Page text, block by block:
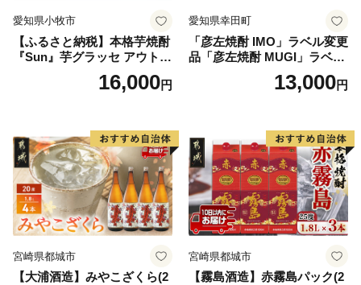
愛知県小牧市
【ふるさと納税】本格芋焼酎
『Sun』芋グラッセ アウトド
ア ソロキャンプ ベランピン
グ 巣ごもり 就労支援16,000円
愛知県幸田町
「彦左焼酎 IMO」ラベル変更
品「彦左焼酎 MUGI」ラベル
変更品 飲み比べ セット 合計
2本 720ml×各1本 25度 焼酎
13,000円
宮崎県都城市
【大浦酒造】みやこざくら(2
宮崎県都城市
【霧島酒造】赤霧島パック(2